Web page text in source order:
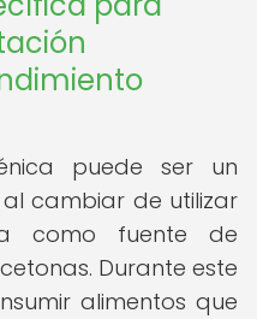
puede ser un
cambiar de utilizar
como fuente de
Durante este
alimentos que